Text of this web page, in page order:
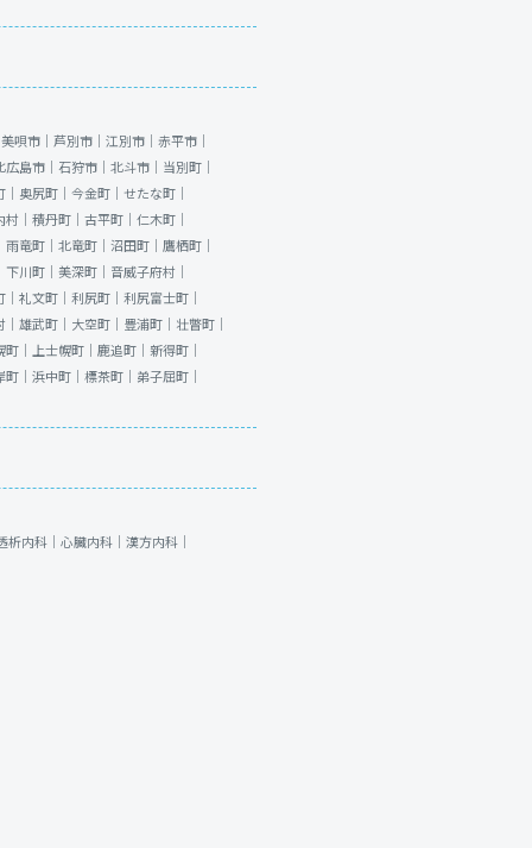
美唄市｜ 芦別市｜ 江別市｜ 赤平市｜
広島市｜ 石狩市｜ 北斗市｜ 当別町｜
奥尻町｜ 今金町｜ せたな町｜
｜ 積丹町｜ 古平町｜ 仁木町｜
雨竜町｜ 北竜町｜ 沼田町｜ 鷹栖町｜
下川町｜ 美深町｜ 音威子府村｜
礼文町｜ 利尻町｜ 利尻富士町｜
雄武町｜ 大空町｜ 豊浦町｜ 壮瞥町｜
｜ 上士幌町｜ 鹿追町｜ 新得町｜
｜ 浜中町｜ 標茶町｜ 弟子屈町｜
析内科｜ 心臓内科｜ 漢方内科｜